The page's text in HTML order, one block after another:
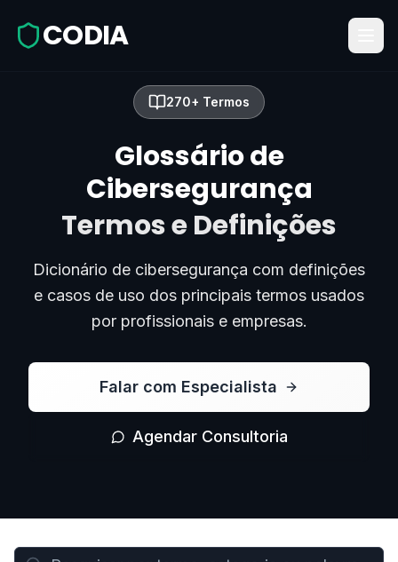
CODIA
270+ Termos
Glossário de
Cibersegurança
Termos e Definições
Dicionário de cibersegurança com definições
e casos de uso dos principais termos usados
por profissionais e empresas.
Falar com Especialista
Agendar Consultoria